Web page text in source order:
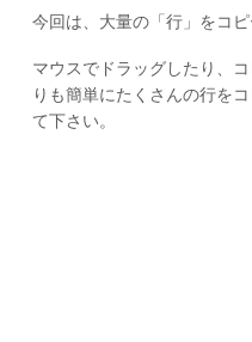
今回は、大量の「行」をコ
マウスでドラッグしたり、
りも簡単にたくさんの行を
て下さい。